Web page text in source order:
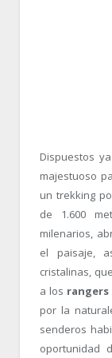
Dispuestos
majestuoso
un trekking
de 1.600
milenarios,
el paisaje,
cristalinas,
a los rangers
por la
senderos
oportunidad